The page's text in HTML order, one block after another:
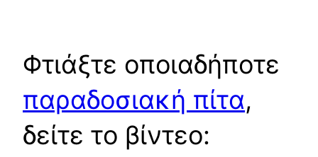
Φτιάξτε οποιαδήποτε
παραδοσιακή πίτα,
δείτε το βίντεο: